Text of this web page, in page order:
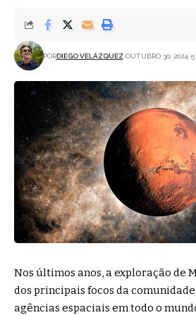
PORDIEGO VELÁZQUEZ OUTUBRO 30, 2024 5
Nos últimos anos, a exploração de
dos principais focos da
agências espaciais em todo o